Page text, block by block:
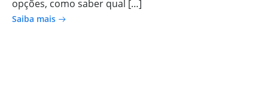
opções, como saber qual […]
Saiba mais